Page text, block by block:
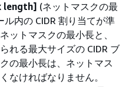
length] (ネットマスクの最
ル内の CIDR 割り当てが準
ットマスクの最小長と、
れる最大サイズの CIDR ブ
の最小長は、ネットマス
なければなりません。